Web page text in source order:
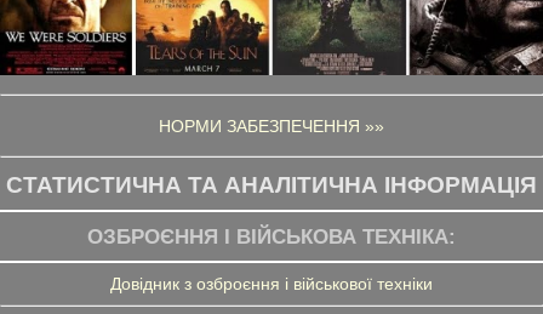
НОРМИ ЗАБЕЗПЕЧЕННЯ »»
СТАТИСТИЧНА ТА АНАЛІТИЧНА ІНФОРМАЦІЯ
ОЗБРОЄННЯ І ВІЙСЬКОВА ТЕХНІКА:
Довідник з озброєння і військової техніки